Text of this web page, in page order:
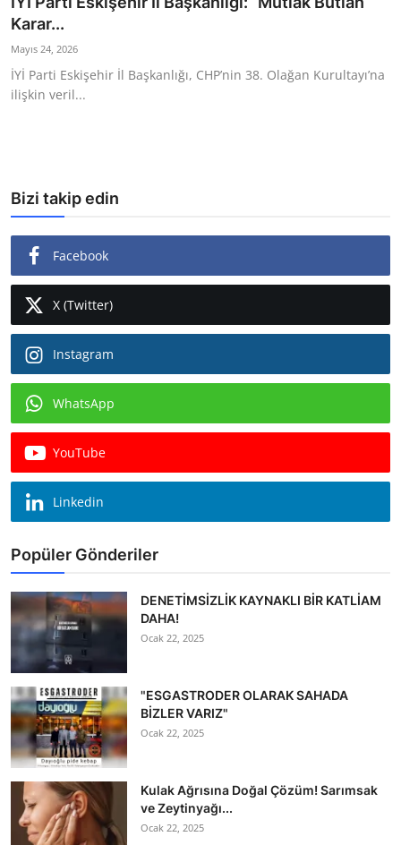
Ekonomi
Kütahya
Özel Haber
TBMM Haberleri
Belediye
Sağlık
SON DAKİKA
Asayiş
Köşe Yazısı
Dernek
Galeri
E-GAZETE
Karar...
Mayıs 24, 2026
İYİ Parti Eskişehir İl Başkanlığı, CHP’nin 38. Olağan Kurultayı’na
ilişkin veril...
Bizi takip edin
Facebook
X (Twitter)
Instagram
WhatsApp
YouTube
Linkedin
Popüler Gönderiler
DENETİMSİZLİK KAYNAKLI BİR KATLİAM
DAHA!
Ocak 22, 2025
"ESGASTRODER OLARAK SAHADA
BİZLER VARIZ"
Ocak 22, 2025
Kulak Ağrısına Doğal Çözüm! Sarımsak
ve Zeytinyağı...
Ocak 22, 2025